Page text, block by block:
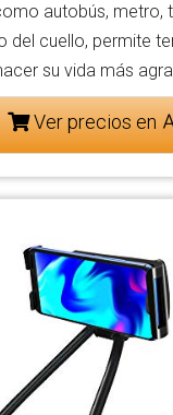
autobús, metro,
del cuello, permite
su vida más
Ver precios en